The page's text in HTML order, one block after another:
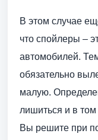
В этом случае
что спойлеры –
автомобилей.
обязательно
малую.
лишиться и в том
Вы решите при